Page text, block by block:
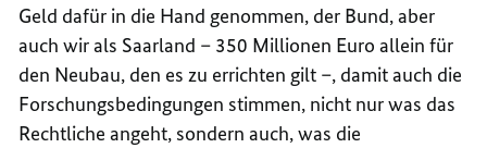
Geld dafür in die Hand genommen, der Bund, aber
auch wir als Saarland – 350 Millionen Euro allein für
den Neubau, den es zu errichten gilt –, damit auch die
Forschungsbedingungen stimmen, nicht nur was das
Rechtliche angeht, sondern auch, was die